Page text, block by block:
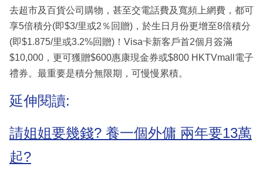
去超市及百貨公司購物，甚至交電話費及寬頻上網費，都可
享5倍積分(即$3/里或2％回贈)，於生日月份更增至8倍積分
(即$1.875/里或3.2%回贈)！Visa卡新客戶首2個月簽滿
$10,000，更可獲贈$600惠康現金券或$800 HKTVmall電子
禮券。最重要是積分無限期，可慢慢累積。
延伸閱讀:
請姐姐要幾錢? 養一個外傭 兩年要13萬
起?